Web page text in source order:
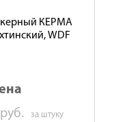
КЕРМА
WDF
руб. за штуку